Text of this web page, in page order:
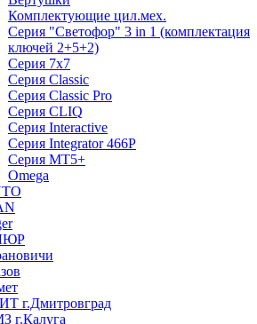
Комплектующие цил.мех.
Серия "Светофор" 3 in 1 (комплектация
ключей 2+5+2)
Серия 7х7
Серия Classic
Серия Classic Pro
Серия CLIQ
Серия Interactive
Серия Integrator 466P
Серия MT5+
Omega
г.Дмитровград
г.Калуга